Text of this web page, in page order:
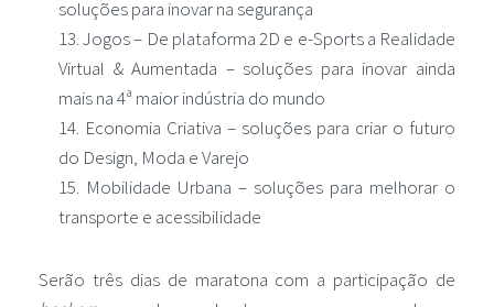
soluções para inovar na segurança
Jogos – De plataforma 2D e e-Sports a Realidade
Virtual & Aumentada – soluções para inovar ainda
mais na 4ª maior indústria do mundo
Economia Criativa – soluções para criar o futuro
do Design, Moda e Varejo
Mobilidade Urbana – soluções para melhorar o
transporte e acessibilidade
Serão três dias de maratona com a participação de